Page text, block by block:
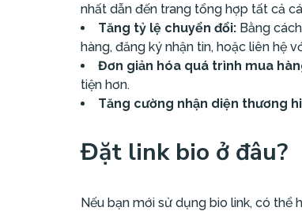
nhất dẫn đến trang tổng hợp tất cả
Tăng tỷ lệ chuyển đổi: Bằng
hàng, đăng ký nhận tin, hoặc liên hệ
Đơn giản hóa quá trình mua
tiện hơn.
Tăng cường nhận diện thương
Đặt link bio ở đâu?
Nếu bạn mới sử dụng bio link, có